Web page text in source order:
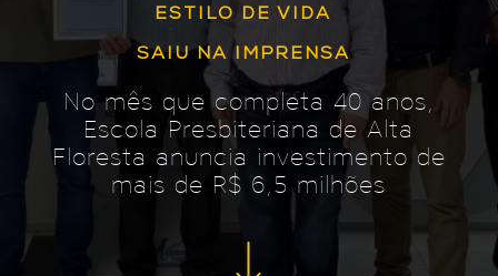
ESTILO DE VIDA
SAIU NA IMPRENSA
No mês que completa 40 anos,
Escola Presbiteriana de Alta
Floresta anuncia investimento de
mais de R$ 6,5 milhões